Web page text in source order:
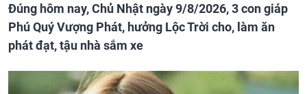
Đúng hôm nay, Chủ Nhật ngày 9/8/2026, 3 con giáp
Phú Quý Vượng Phát, hưởng Lộc Trời cho, làm ăn
phát đạt, tậu nhà sắm xe